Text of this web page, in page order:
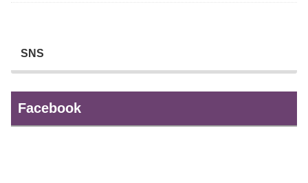
SNS
Facebook